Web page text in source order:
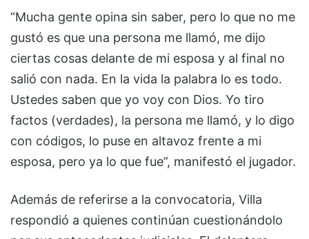
“Mucha gente opina sin saber, pero lo que no me
gustó es que una persona me llamó, me dijo
ciertas cosas delante de mi esposa y al final no
salió con nada. En la vida la palabra lo es todo.
Ustedes saben que yo voy con Dios. Yo tiro
factos (verdades), la persona me llamó, y lo digo
con códigos, lo puse en altavoz frente a mi
esposa, pero ya lo que fue”, manifestó el jugador.
Además de referirse a la convocatoria, Villa
respondió a quienes continúan cuestionándolo